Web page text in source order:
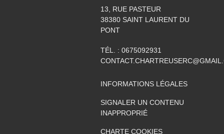
13, RUE PASTEUR
38380 SAINT LAURENT DU
PONT
TÉL. : 0675092931
INFORMATIONS LÉGALES
SIGNALER UN CONTENU
INAPPROPRIÉ
CHARTE COOKIES